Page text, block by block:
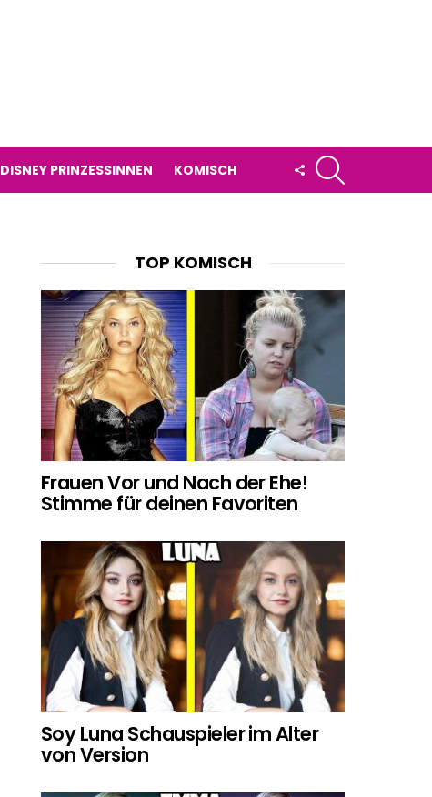
DISNEY PRINZESSINNEN KOMISCH
FOLLOW
US
TOP KOMISCH
Frauen Vor und Nach der Ehe!
Stimme für deinen Favoriten
Soy Luna Schauspieler im Alter
von Version